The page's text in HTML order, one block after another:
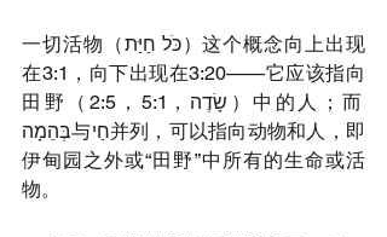
一切活物（כֹּל חַיַּת）这个概念向上出现
在3:1，向下出现在3:20——它应该指向
田野（שָׂדֶה，2:5，5:1）中的人；而
בְּהֵמָה与חַי并列，可以指向动物和人，即
伊甸园之外或“田野”中所有的生命或活
物。